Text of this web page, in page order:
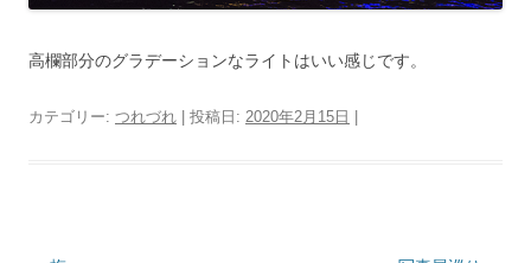
高欄部分のグラデーションなライトはいい感じです。
カテゴリー: つれづれ | 投稿日: 2020年2月15日 |